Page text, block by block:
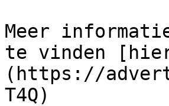
Meer
te vinden
(https://
T4Q)